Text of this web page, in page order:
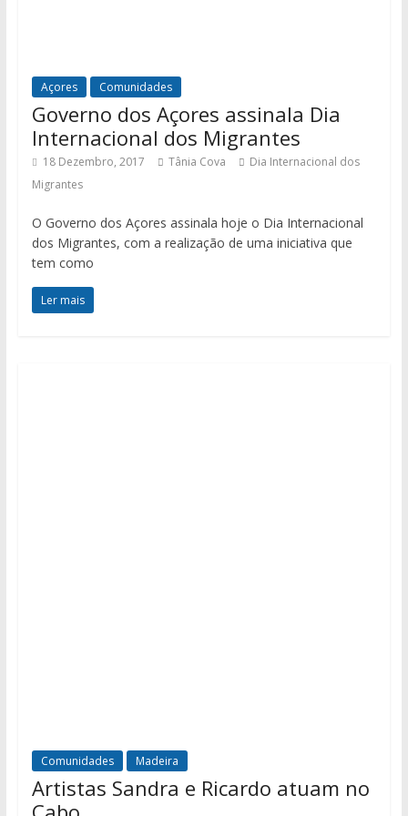
Açores Comunidades
Governo dos Açores assinala Dia
Internacional dos Migrantes
18 Dezembro, 2017 Tânia Cova
Dia Internacional dos
Migrantes
O Governo dos Açores assinala hoje o Dia Internacional
dos Migrantes, com a realização de uma iniciativa que
tem como
Ler mais
Comunidades Madeira
Artistas Sandra e Ricardo atuam no